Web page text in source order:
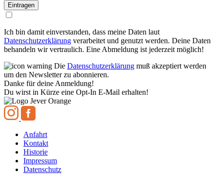
Ich bin damit einverstanden, dass meine Daten laut
Datenschutzerklärung verarbeitet und genutzt werden. Deine Daten
behandeln wir vertraulich. Eine Abmeldung ist jederzeit möglich!
Die Datenschutzerklärung muß akzeptiert werden
um den Newsletter zu abonnieren.
Danke für deine Anmeldung!
Du wirst in Kürze eine Opt-In E-Mail erhalten!
Anfahrt
Kontakt
Historie
Impressum
Datenschutz